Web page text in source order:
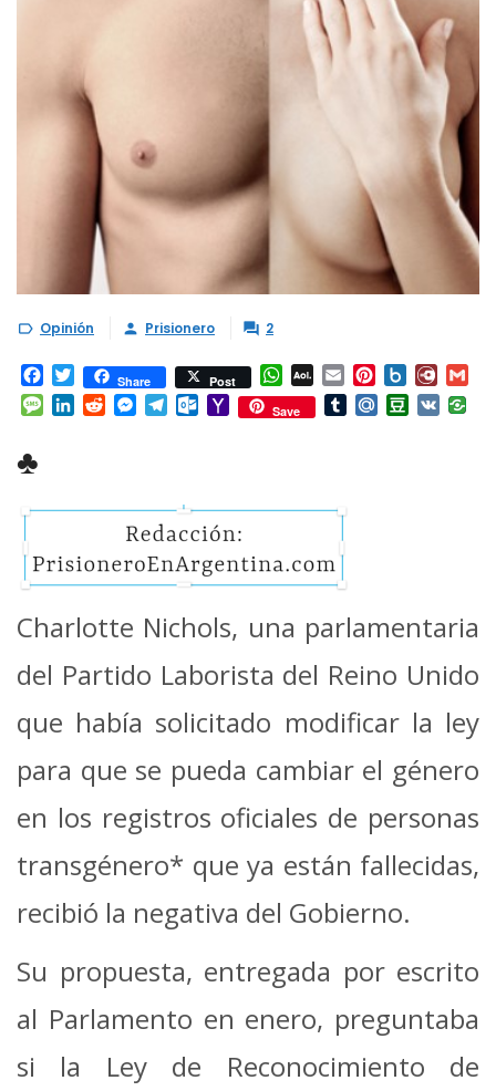
 Opinión  Prisionero  2
Facebook
TwitterShare Post WhatsApp
AOL
Mail
Email Pinterest
Box.net
Message
LinkedInRedditMessenger
TelegramOutlook.com
YahooSave TumblrMail.RuDouban
VK
♣
Charlotte Nichols, una parlamentaria
del Partido Laborista del Reino Unido
que había solicitado modificar la ley
para que se pueda cambiar el género
en los registros oficiales de personas
transgénero* que ya están fallecidas,
recibió la negativa del Gobierno.
Su propuesta, entregada por escrito
al Parlamento en enero, preguntaba
si la Ley de Reconocimiento de